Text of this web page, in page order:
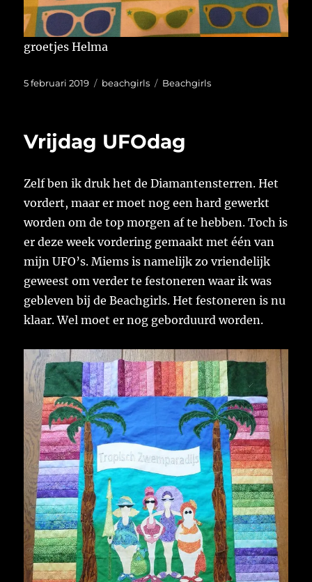
groetjes Helma
Geplaatst
5 februari 2019 Categorieën
beachgirls Tags
Beachgirls
Vrijdag UFOdag
Zelf ben ik druk het de Diamantensterren. Het
vordert, maar er moet nog een hard gewerkt
worden om de top morgen af te hebben. Toch is
er deze week vordering gemaakt met één van
mijn UFO’s. Miems is namelijk zo vriendelijk
geweest om verder te festoneren waar ik was
gebleven bij de Beachgirls. Het festoneren is nu
klaar. Wel moet er nog geborduurd worden.